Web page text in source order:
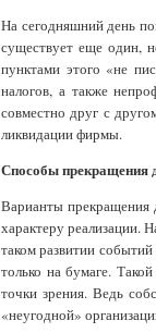
На сегодняшний день
существует еще один,
пунктами этого «не
налогов, а также
совместно друг с
ликвидации фирмы.
Способы прекращения
Варианты прекращения
характеру реализации.
таком развитии
только на бумаге.
точки зрения. Ведь
«неугодной»